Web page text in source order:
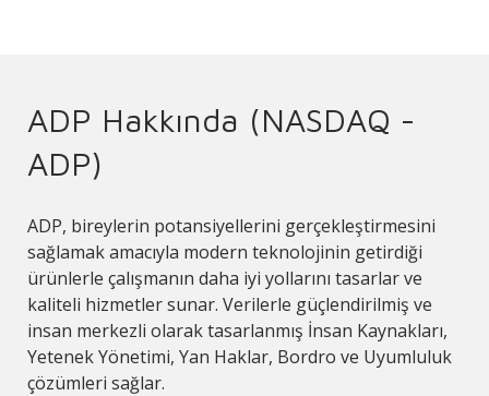
ADP Hakkında (NASDAQ -
ADP)
ADP, bireylerin potansiyellerini gerçekleştirmesini
sağlamak amacıyla modern teknolojinin getirdiği
ürünlerle çalışmanın daha iyi yollarını tasarlar ve
kaliteli hizmetler sunar. Verilerle güçlendirilmiş ve
insan merkezli olarak tasarlanmış İnsan Kaynakları,
Yetenek Yönetimi, Yan Haklar, Bordro ve Uyumluluk
çözümleri sağlar.